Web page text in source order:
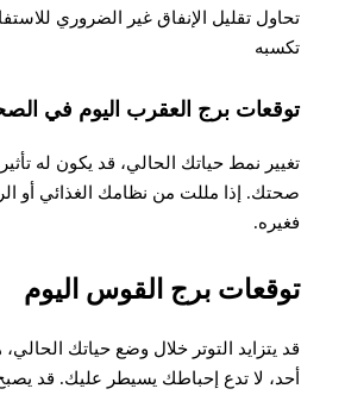
تحاول تقليل الإنفاق غير الضروري
تكسبه
توقعات برج العقرب اليوم في
تغيير نمط حياتك الحالي، قد يكون له
صحتك. إذا مللت من نظامك الغذائي أو
فغيره.
توقعات برج القوس اليوم
قد يتزايد التوتر خلال وضع حياتك
أحد، لا تدع إحباطك يسيطر عليك. قد